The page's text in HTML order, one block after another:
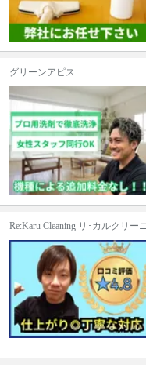
グリーンアピス
Re:Karu Cleaning リ･カルクリー